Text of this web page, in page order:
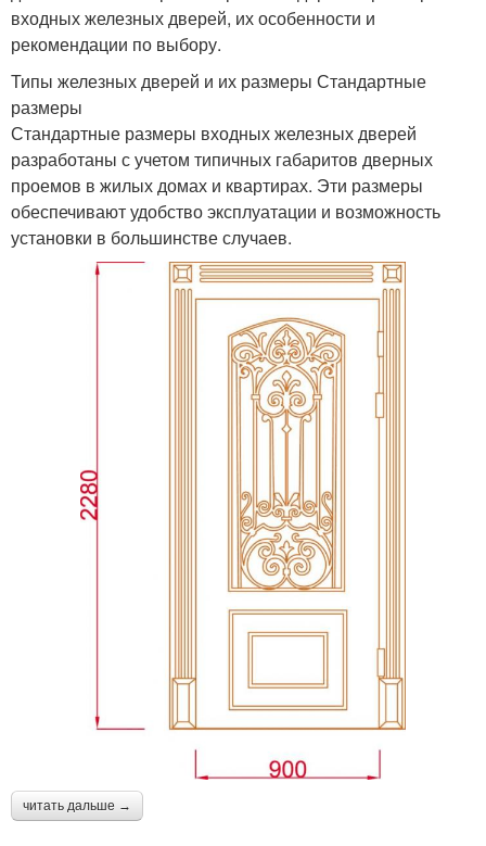
входных железных дверей, их особенности и
рекомендации по выбору.
Типы железных дверей и их размеры Стандартные
размеры
Стандартные размеры входных железных дверей
разработаны с учетом типичных габаритов дверных
проемов в жилых домах и квартирах. Эти размеры
обеспечивают удобство эксплуатации и возможность
установки в большинстве случаев.
читать дальше →